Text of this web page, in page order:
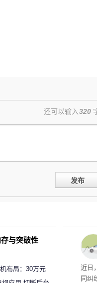
还可以输入320
发布
近日
同纠
与突破性
布局：30万元